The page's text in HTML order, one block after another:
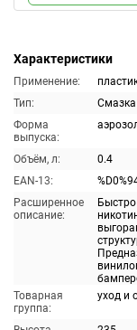
Характеристики
Применение:
Тип:
Смазка
Форма
выпуска:
Объём, л:
0.4
EAN-13:
Расширенное
описание:
Товарная
группа:
уход и